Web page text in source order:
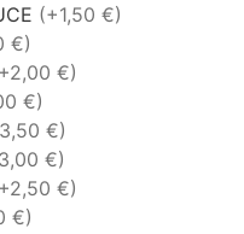
(+1,50 €)
€)
€)
€)
€)
€)
€)
€)